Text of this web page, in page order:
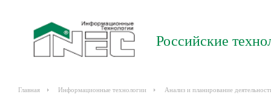
Российские
Главная Информационные технологии Анализ и планирование